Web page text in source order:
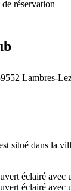
réservation
Lambres-
situé dans la
éclairé avec
éclairé avec